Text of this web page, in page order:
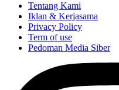
Tentang Kami
Iklan & Kerjasama
Privacy Policy
Term of use
Pedoman Media Siber